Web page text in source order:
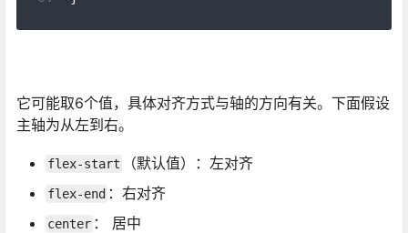
它可能取6个值，具体对齐方式与轴的方向有关。下面假设
主轴为从左到右。
flex-start （默认值）：左对齐
flex-end ：右对齐
center ： 居中